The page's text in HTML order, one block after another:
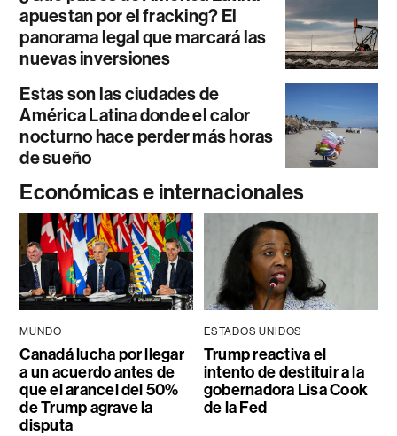
apuestan por el fracking? El
panorama legal que marcará las
nuevas inversiones
Estas son las ciudades de
América Latina donde el calor
nocturno hace perder más horas
de sueño
Económicas e internacionales
MUNDO
Canadá lucha por llegar
a un acuerdo antes de
que el arancel del 50%
de Trump agrave la
disputa
ESTADOS UNIDOS
Trump reactiva el
intento de destituir a la
gobernadora Lisa Cook
de la Fed